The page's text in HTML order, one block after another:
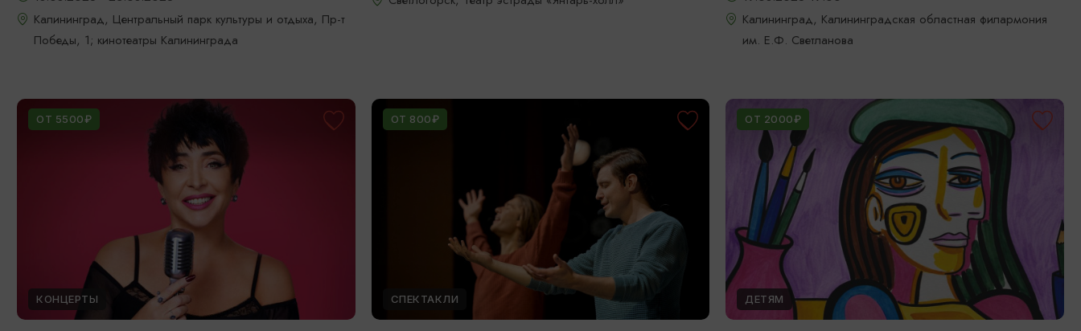
Калининград, Центральный парк культуры и отдыха, Пр-т
Победы, 1; кинотеатры Калининграда
Калининград, Калининградская областная филармония
им. Е.Ф. Светланова
ОТ 5500₽
КОНЦЕРТЫ
ОТ 800₽
СПЕКТАКЛИ
ОТ 2000₽
ДЕТЯМ